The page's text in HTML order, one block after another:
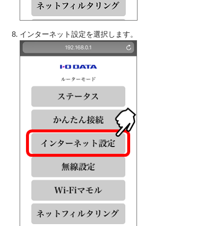
インターネット設定を選択します。